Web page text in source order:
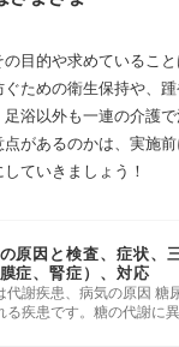
目的や求めていること
ための衛生保持や、
浴以外も一連の介護で
があるのかは、実施
ていきましょう！
原因と検査、症状、
症、腎症）、対応
代謝疾患、病気の原因 糖
る疾患です。糖の代謝に